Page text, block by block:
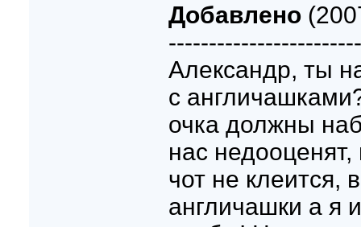
Добавлено
Александр, ты
с
очка должны
нас
чот не клеится,
англичашки а я